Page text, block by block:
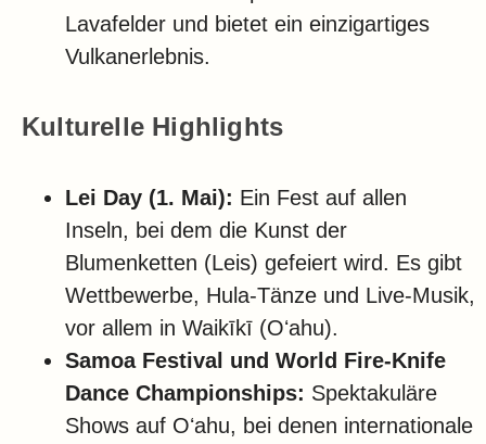
Lavafelder und bietet ein einzigartiges
Vulkanerlebnis.
Kulturelle Highlights
Lei Day (1. Mai): Ein Fest auf allen
Inseln, bei dem die Kunst der
Blumenketten (Leis) gefeiert wird. Es gibt
Wettbewerbe, Hula-Tänze und Live-Musik,
vor allem in Waikīkī (Oʻahu).
Samoa Festival und World Fire-Knife
Dance Championships: Spektakuläre
Shows auf Oʻahu, bei denen internationale